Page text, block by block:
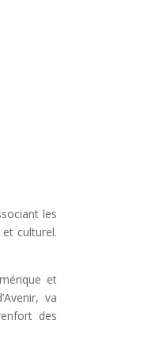
les
culturel.
et
va
des